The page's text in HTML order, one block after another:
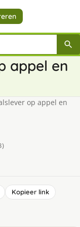
appel en
op appel en
Kopieer link